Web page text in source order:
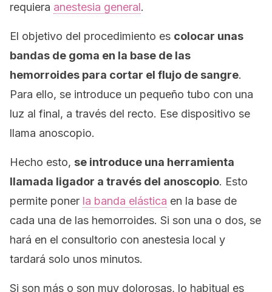
requiera anestesia general.
El objetivo del procedimiento es colocar unas
bandas de goma en la base de las
hemorroides para cortar el flujo de sangre.
Para ello, se introduce un pequeño tubo con una
luz al final, a través del recto. Ese dispositivo se
llama anoscopio.
Hecho esto, se introduce una herramienta
llamada ligador a través del anoscopio. Esto
permite poner la banda elástica en la base de
cada una de las hemorroides. Si son una o dos, se
hará en el consultorio con anestesia local y
tardará solo unos minutos.
Si son más o son muy dolorosas, lo habitual es